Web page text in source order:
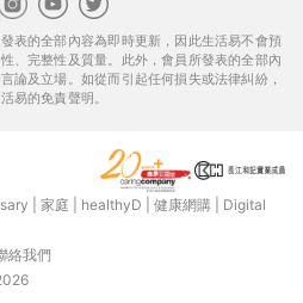
表的全部內容為即時更新，因此生活易不會預
、完整性及質量。此外，會員所發表的全部內
論及立場。如從而引起任何損失或法律糾紛，
易的免責聲明。
家庭 healthyD 健康網購
Digital
絡我們